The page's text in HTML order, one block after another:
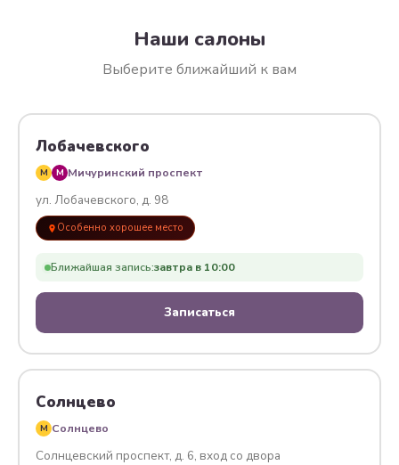
Наши салоны
Выберите ближайший к вам
Лобачевского
M M Мичуринский проспект
ул. Лобачевского, д. 98
Особенно хорошее место
Ближайшая запись:завтра в 10:00
Записаться
Солнцево
M Солнцево
Солнцевский проспект, д. 6, вход со двора